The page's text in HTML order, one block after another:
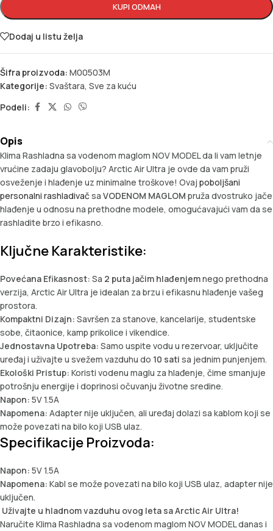
KUPI ODMAH
Dodaj u listu želja
Šifra proizvoda: M00503M
Kategorije: Svaštara, Sve za kuću
Podeli:
Opis
Klima Rashladna sa vodenom maglom NOV MODEL da li vam letnje
vrućine zadaju glavobolju? Arctic Air Ultra je ovde da vam pruži
osveženje i hlađenje uz minimalne troškove! Ovaj poboljšani
personalni rashladivačsa VODENOM MAGLOM pruža dvostruko jače
hlađenje u odnosu na prethodne modele, omogućavajući vam da se
rashladite brzo i efikasno.
Ključne Karakteristike:
Povećana Efikasnost: Sa 2 puta jačim hlađenjemnego prethodna
verzija, Arctic Air Ultra je idealan za brzu i efikasnu hlađenje vašeg
prostora.
Kompaktni Dizajn: Savršen za stanove, kancelarije, studentske
sobe, čitaonice, kamp prikolice i vikendice.
Jednostavna Upotreba: Samo uspite vodu u rezervoar, uključite
uređaj i uživajte u svežem vazduhu do 10 sati sa jednim punjenjem.
Ekološki Pristup: Koristi vodenu maglu za hlađenje, čime smanjuje
potrošnju energije i doprinosi očuvanju životne sredine.
Napon: 5V 1.5A
Napomena: Adapter nije uključen, ali uređaj dolazi sa kablom koji se
može povezati na bilo koji USB ulaz.
Specifikacije Proizvoda:
Napon: 5V 1.5A
Napomena: Kabl se može povezati na bilo koji USB ulaz, adapter nije
uključen.
Uživajte u hladnom vazduhu ovog leta sa Arctic Air Ultra!
Naručite Klima Rashladna sa vodenom maglom NOV MODEL danas i